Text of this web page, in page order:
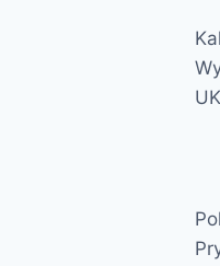
UK